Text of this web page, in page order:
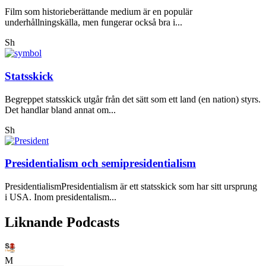
Film som historieberättande medium är en populär
underhållningskälla, men fungerar också bra i...
Sh
Statsskick
Begreppet statsskick utgår från det sätt som ett land (en nation) styrs.
Det handlar bland annat om...
Sh
Presidentialism och semipresidentialism
PresidentialismPresidentialism är ett statsskick som har sitt ursprung
i USA. Inom presidentalism...
Liknande Podcasts
M